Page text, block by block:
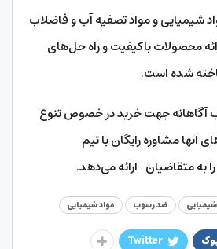
و مواد تصفیه آب و فاضلاب
محصولات باکیفیت و راه حل‌های
شده است.
آگاهانه جهت خرید در خصوص تنوع
آنها مشاوره رایگان با تیم
متقاضیان ارائه می‌دهد.
شیمیایی ضد رسوب مواد شیمیایی
Twitter